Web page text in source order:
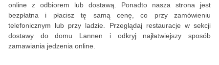
online z odbiorem lub dostawą. Ponadto nasza strona jest
bezpłatna i płacisz tę samą cenę, co przy zamówieniu
telefonicznym lub przy ladzie. Przeglądaj restauracje w sekcji
dostawy do domu Lannen i odkryj najłatwiejszy sposób
zamawiania jedzenia online.